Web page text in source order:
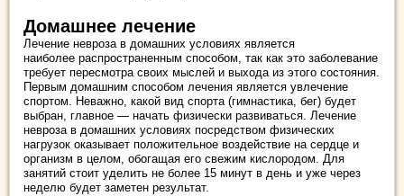
Домашнее лечение
Лечение невроза в домашних условиях является
наиболее распространенным способом, так как это заболевание
требует пересмотра своих мыслей и выхода из этого состояния.
Первым домашним способом лечения является увлечение
спортом. Неважно, какой вид спорта (гимнастика, бег) будет
выбран, главное — начать физически развиваться. Лечение
невроза в домашних условиях посредством физических
нагрузок оказывает положительное воздействие на сердце и
организм в целом, обогащая его свежим кислородом. Для
занятий стоит уделить не более 15 минут в день и уже через
неделю будет заметен результат.